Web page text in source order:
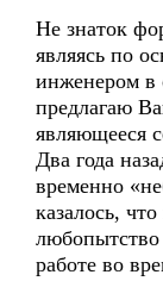
Не знаток
являясь по
инженером в
предлагаю
являющееся
Два года
временно
казалось,
любопытство
работе во